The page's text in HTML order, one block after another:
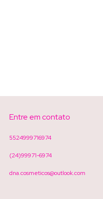
Entre em contato
5524999716974
(24)99971-6974
dna.cosmeticos@outlook.com